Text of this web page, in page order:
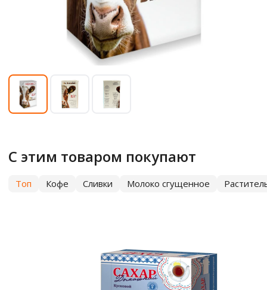
С этим товаром покупают
Топ Кофе Сливки Молоко сгущенное